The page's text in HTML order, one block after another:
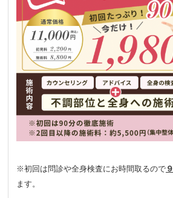
※初回は問診や全身検査にお時間取るので
ます。